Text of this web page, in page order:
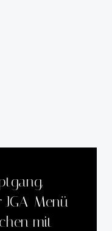
Menü
mit